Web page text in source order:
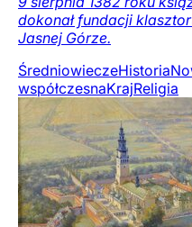
dokonał fundacji
Jasnej Górze.
ŚredniowieczeHistoria
współczesnaKrajReligia